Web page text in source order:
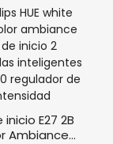
E27 2B
Ambiance